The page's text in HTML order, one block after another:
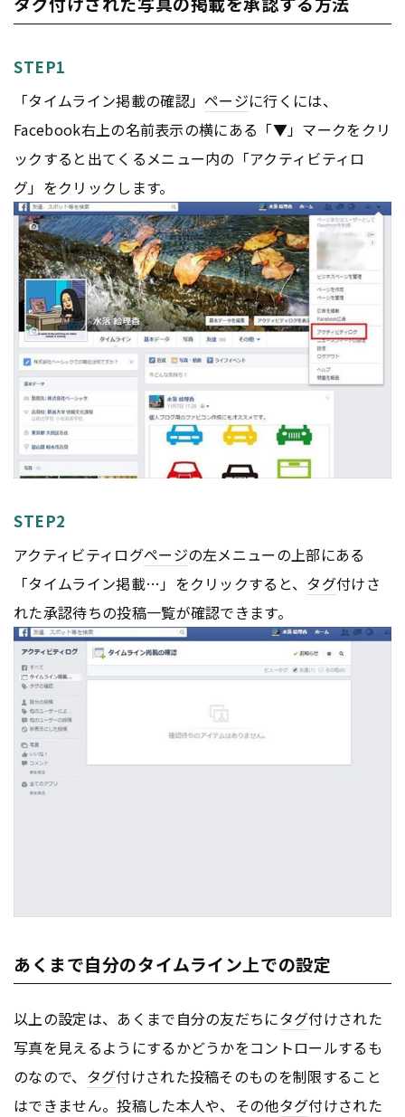
STEP1
「タイムライン掲載の確認」ページに行くには、
Facebook右上の名前表示の横にある「▼」マークをクリ
ックすると出てくるメニュー内の「アクティビティロ
グ」をクリックします。
STEP2
アクティビティログページの左メニューの上部にある
「タイムライン掲載…」をクリックすると、 タグ付けさ
れた承認待ちの投稿一覧が確認できます。
あくまで自分のタイムライン上での設定
以上の設定は、あくまで自分の友だちにタグ付けされた
写真を見えるようにするかどうかをコントロールするも
のなので、 タグ付けされた投稿そのものを制限すること
はできません。投稿した本人や、その他タグ付けされた